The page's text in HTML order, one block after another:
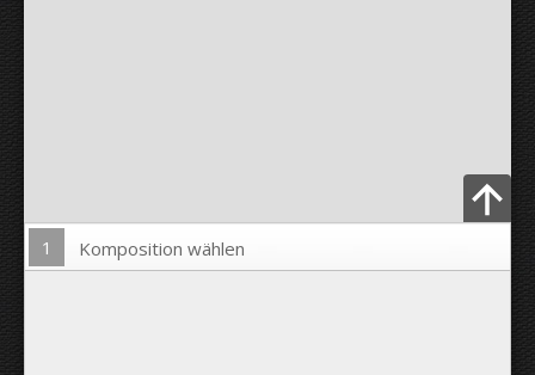
Bild hochladen
1 Komposition wählen